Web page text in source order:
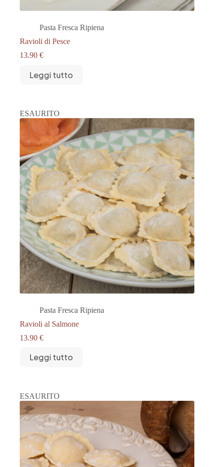
Pasta Fresca Ripiena
Ravioli di Pesce
13.90 €
Leggi tutto
ESAURITO
Pasta Fresca Ripiena
Ravioli al Salmone
13.90 €
Leggi tutto
ESAURITO